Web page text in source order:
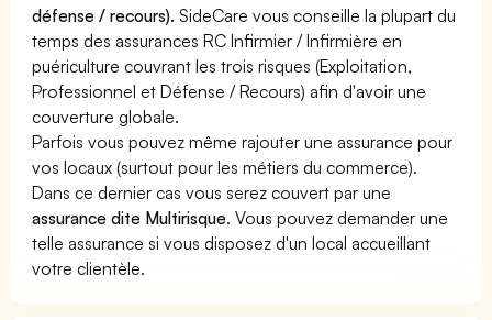
défense / recours). SideCare vous conseille la plupart du
temps des assurances RC Infirmier / Infirmière en
puériculture couvrant les trois risques (Exploitation,
Professionnel et Défense / Recours) afin d'avoir une
couverture globale.
Parfois vous pouvez même rajouter une assurance pour
vos locaux (surtout pour les métiers du commerce).
Dans ce dernier cas vous serez couvert par une
assurance dite Multirisque. Vous pouvez demander une
telle assurance si vous disposez d'un local accueillant
votre clientèle.